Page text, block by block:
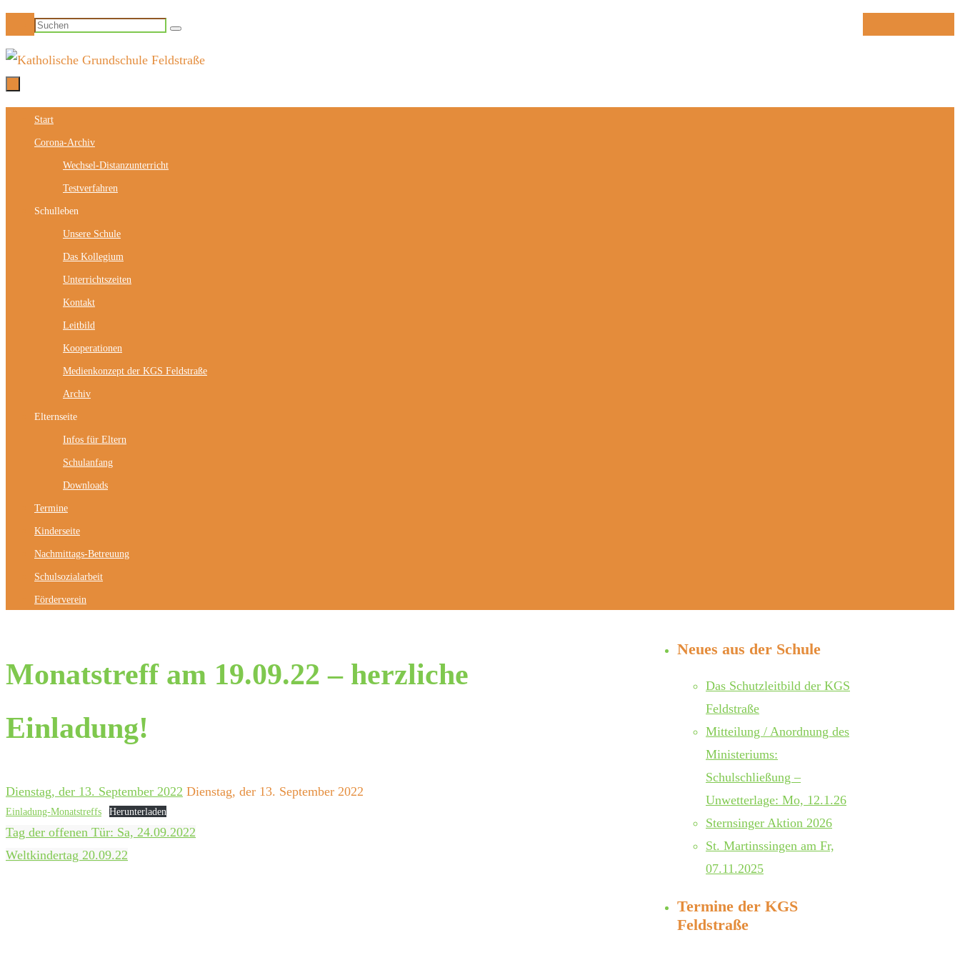
Inhalt
Suchen
Suchen
Inhalt
Start
Corona-Archiv
Wechsel-Distanzunterricht
Testverfahren
Schulleben
Unsere Schule
Das Kollegium
Unterrichtszeiten
Kontakt
Leitbild
Kooperationen
Medienkonzept der KGS Feldstraße
Archiv
Elternseite
Infos für Eltern
Schulanfang
Downloads
Termine
Kinderseite
Nachmittags-Betreuung
Schulsozialarbeit
Förderverein
Monatstreff am 19.09.22 – herzliche
Einladung!
Dienstag, der 13. September 2022 Dienstag, der 13. September 2022
Einladung-Monatstreffs Herunterladen
Tag der offenen Tür: Sa, 24.09.2022
Weltkindertag 20.09.22
Neues aus der Schule
Das Schutzleitbild der KGS
Feldstraße
Mitteilung / Anordnung des
Ministeriums:
Schulschließung –
Unwetterlage: Mo, 12.1.26
Sternsinger Aktion 2026
St. Martinssingen am Fr,
07.11.2025
Termine der KGS
Feldstraße